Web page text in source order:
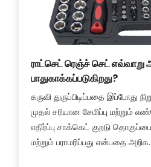
ராட்செட் ரெஞ்ச் செட் எவ்வாறு
பாதுகாக்கப்படுகிறது?
கருவி துருப்பிடிப்பதை இப்போது
முதல் சரியான சேமிப்பு மற்றும்
எதிர்ப்பு சாக்கெட் குறடு
மற்றும் பராமரிப்பது என்பதை அறிக.